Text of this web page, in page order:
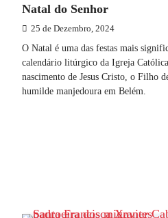
Natal do Senhor
25 de Dezembro, 2024
O Natal é uma das festas mais
calendário litúrgico da Igreja
nascimento de Jesus Cristo, o Filho
humilde manjedoura em Belém.